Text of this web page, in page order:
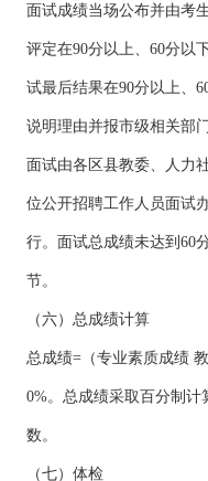
面试成绩当场公布并由考
评定在90分以上、60分以
试最后结果在90分以上、
说明理由并报市级相关部门
面试由各区县教委、人力
位公开招聘工作人员面试
行。面试总成绩未达到60
节。
（六）总成绩计算
总成绩=（专业素质成绩
0%。总成绩采取百分制
数。
（七）体检